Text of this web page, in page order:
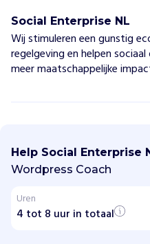
Social Enterprise NL
Wij stimuleren een gunstig
regelgeving en helpen
meer maatschappelijke
i
a
n
t
Help Social Enterprise
Wordpress Coach
Uren
4 tot 8 uur in totaal